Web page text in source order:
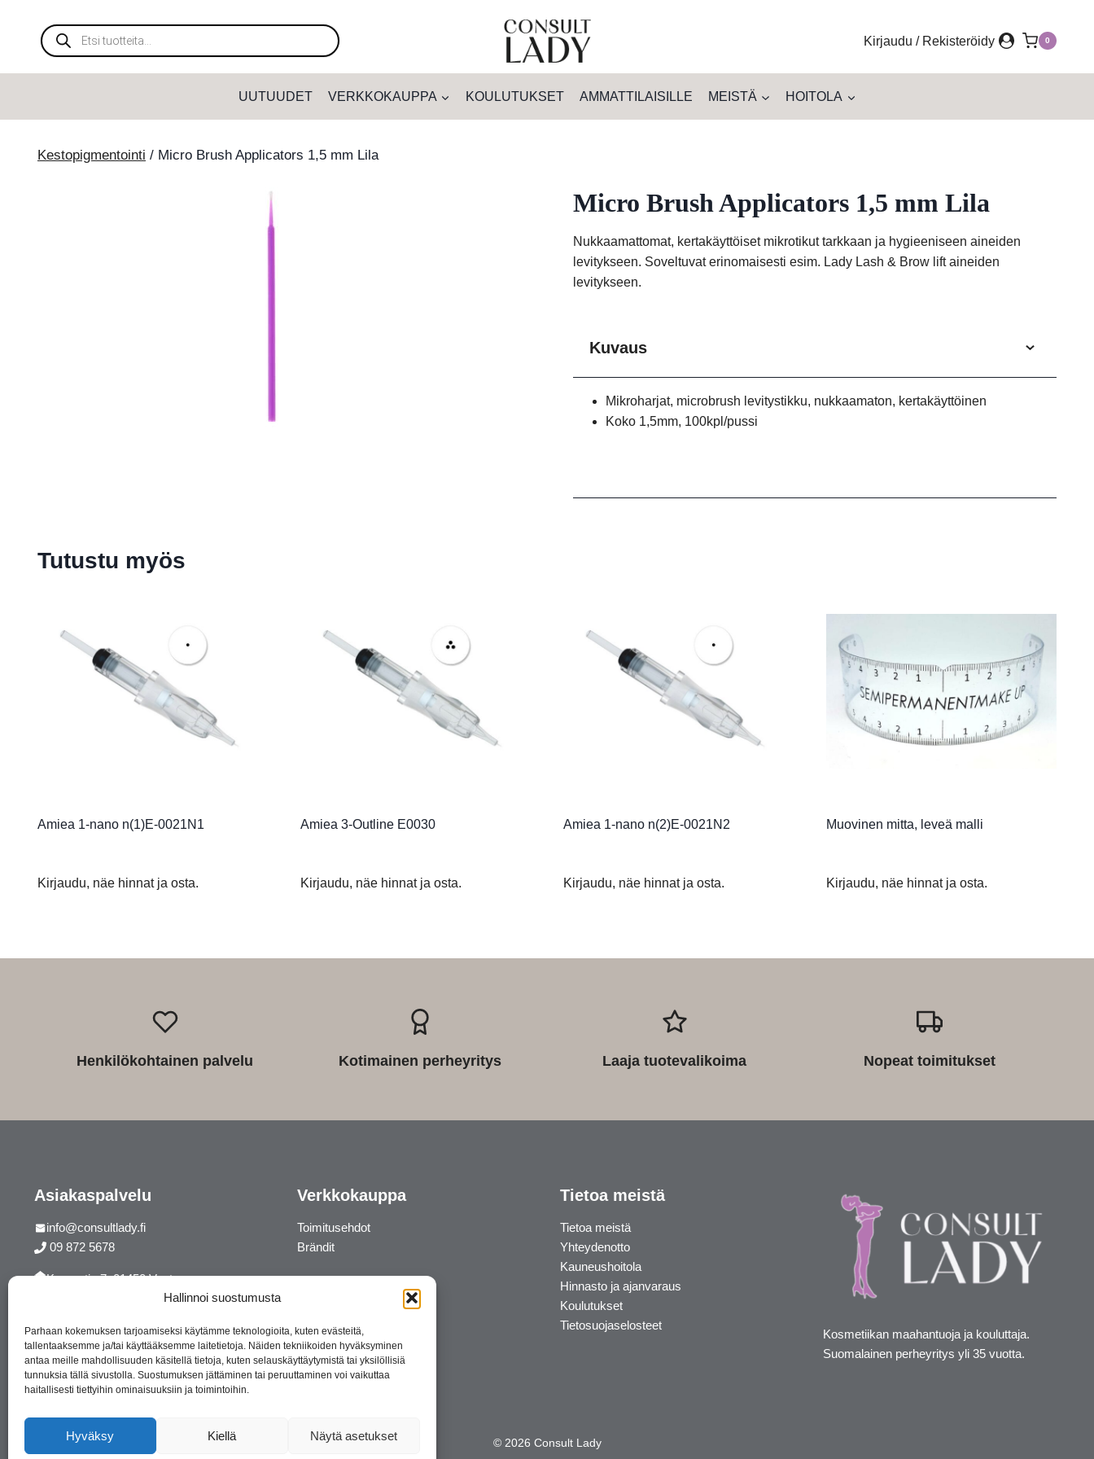
Hallinnoi suostumusta
Parhaan kokemuksen tarjoamiseksi käytämme teknologioita, kuten evästeitä,
tallentaaksemme ja/tai käyttääksemme laitetietoja. Näiden tekniikoiden hyväksyminen
antaa meille mahdollisuuden käsitellä tietoja, kuten selauskäyttäytymistä tai yksilöllisiä
tunnuksia tällä sivustolla. Suostumuksen jättäminen tai peruuttaminen voi vaikuttaa
haitallisesti tiettyihin ominaisuuksiin ja toimintoihin.
Hyväksy Kiellä Näytä asetukset
sisältöönProducts
search
Kirjaudu / Rekisteröidy 0
UUTUUDET VERKKOKAUPPA KOULUTUKSET AMMATTILAISILLE MEISTÄ HOITOLA
Kestopigmentointi / Micro Brush Applicators 1,5 mm Lila
Micro Brush Applicators 1,5 mm Lila
Nukkaamattomat, kertakäyttöiset mikrotikut tarkkaan ja hygieeniseen aineiden
levitykseen. Soveltuvat erinomaisesti esim. Lady Lash & Brow lift aineiden
levitykseen.
Kuvaus
Mikroharjat, microbrush levitystikku, nukkaamaton, kertakäyttöinen
Koko 1,5mm, 100kpl/pussi
Tutustu myös
Amiea 1-nano n(1)E-0021N1
Kirjaudu, näe hinnat ja osta.
Amiea 3-Outline E0030
Kirjaudu, näe hinnat ja osta.
Amiea 1-nano n(2)E-0021N2
Kirjaudu, näe hinnat ja osta.
Muovinen mitta, leveä malli
Kirjaudu, näe hinnat ja osta.
Henkilökohtainen palvelu Kotimainen perheyritys Laaja tuotevalikoima Nopeat toimitukset
Asiakaspalvelu
info@consultlady.fi
09 872 5678
Korsontie 7, 01450 Vantaa
Verkkokauppa
Toimitusehdot
Brändit
Tietoa meistä
Tietoa meistä
Yhteydenotto
Kauneushoitola
Hinnasto ja ajanvaraus
Koulutukset
Tietosuojaselosteet
Kosmetiikan maahantuoja ja kouluttaja.
Suomalainen perheyritys yli 35 vuotta.
© 2026 Consult Lady